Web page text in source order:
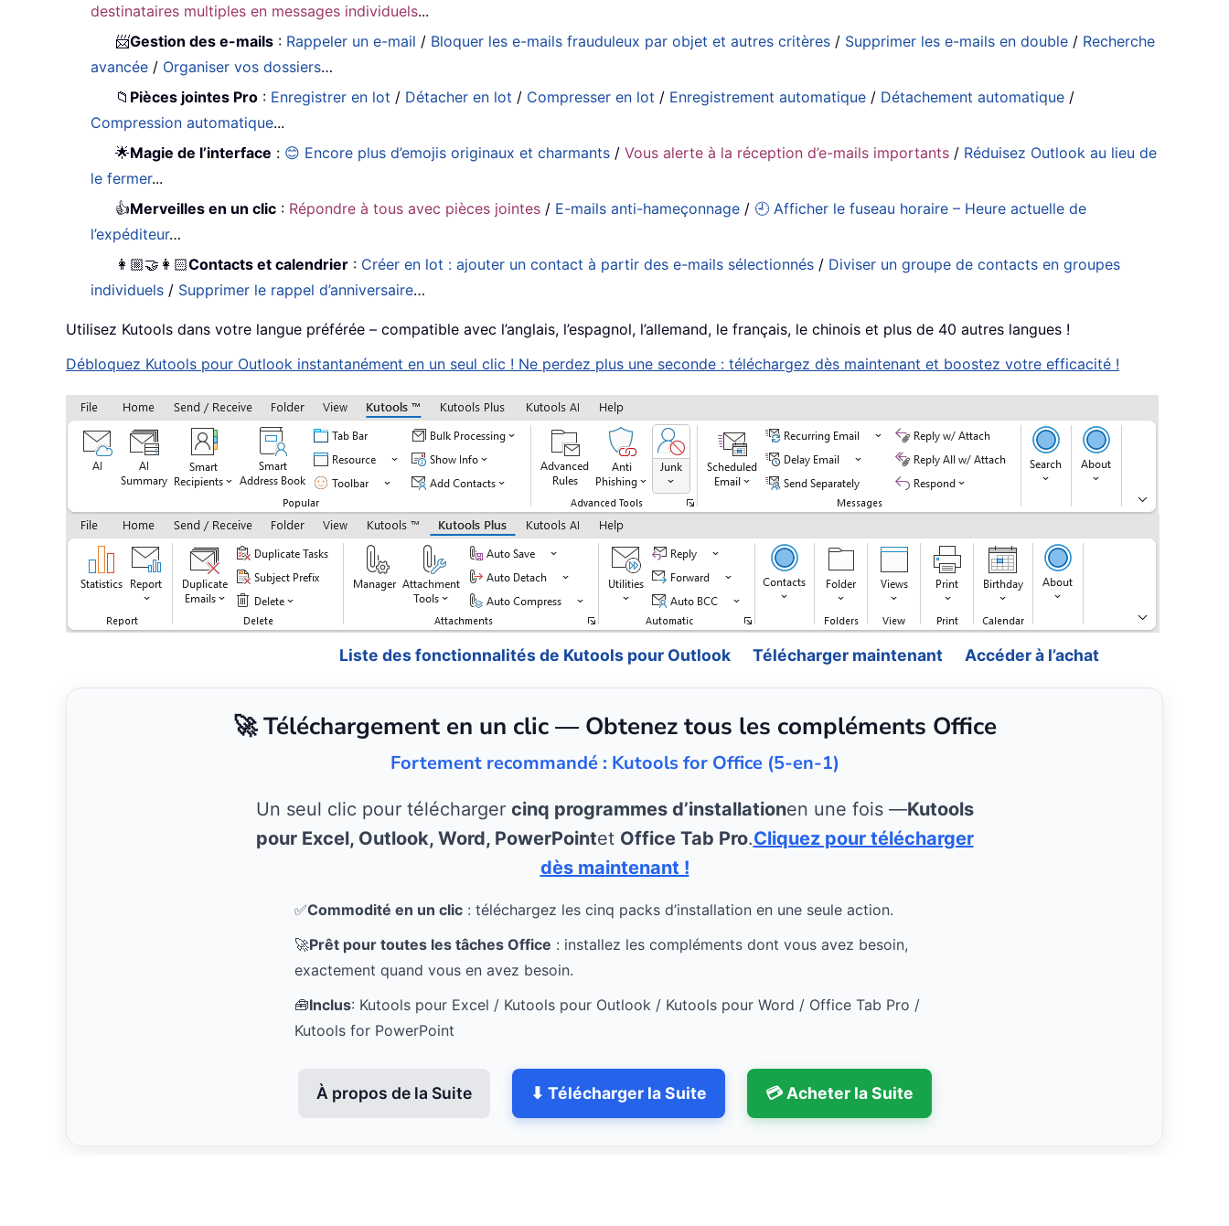
destinataires multiples en messages individuels...
📨Gestion des e-mails : Rappeler un e-mail / Bloquer les e-mails frauduleux par objet et autres critères / Supprimer les e-mails en double / Recherche
avancée / Organiser vos dossiers…
📁 Pièces jointes Pro : Enregistrer en lot / Détacher en lot / Compresser en lot / Enregistrement automatique / Détachement automatique /
Compression automatique...
🌟Magie de l’interface : 😊 Encore plus d’emojis originaux et charmants /Vous alerte à la réception d’e-mails importants / Réduisez Outlook au lieu de
le fermer...
👍Merveilles en un clic : Répondre à tous avec pièces jointes / E-mails anti-hameçonnage / 🕘 Afficher le fuseau horaire – Heure actuelle de
l’expéditeur…
👩🏼‍🤝‍👩🏻Contacts et calendrier : Créer en lot : ajouter un contact à partir des e-mails sélectionnés / Diviser un groupe de contacts en groupes
individuels / Supprimer le rappel d’anniversaire…
Utilisez Kutools dans votre langue préférée – compatible avec l’anglais, l’espagnol, l’allemand, le français, le chinois et plus de 40 autres langues !
Débloquez Kutools pour Outlook instantanément en un seul clic ! Ne perdez plus une seconde : téléchargez dès maintenant et boostez votre efficacité !
Liste des fonctionnalités de Kutools pour Outlook Télécharger maintenant Accéder à l’achat
🚀 Téléchargement en un clic — Obtenez tous les compléments Office
Fortement recommandé : Kutools for Office (5-en-1)
Un seul clic pour télécharger cinq programmes d’installationen une fois —Kutools
pour Excel, Outlook, Word, PowerPointet Office Tab Pro.Cliquez pour télécharger
dès maintenant !
✅Commodité en un clic : téléchargez les cinq packs d’installation en une seule action.
🚀Prêt pour toutes les tâches Office : installez les compléments dont vous avez besoin,
exactement quand vous en avez besoin.
🧰Inclus: Kutools pour Excel / Kutools pour Outlook / Kutools pour Word / Office Tab Pro /
Kutools for PowerPoint
À propos de la Suite ⬇ Télécharger la Suite 💳 Acheter la Suite